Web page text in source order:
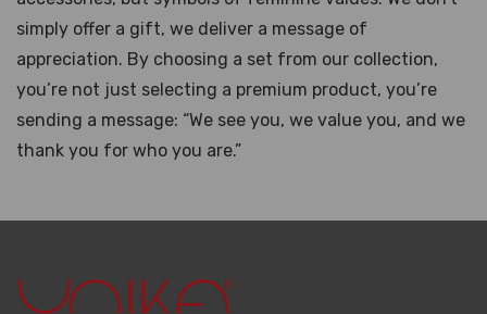
simply offer a gift, we deliver a message of
appreciation. By choosing a set from our collection,
you’re not just selecting a premium product, you’re
sending a message: “We see you, we value you, and we
thank you for who you are.”